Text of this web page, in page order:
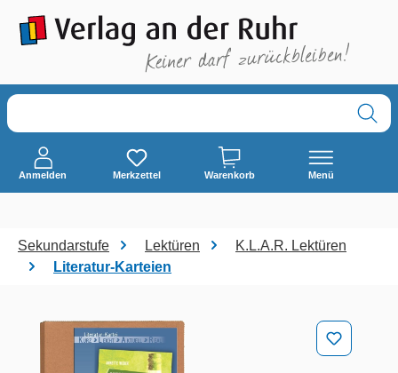
springen
Anmelden Merkzettel Warenkorb Menü
Sekundarstufe Lektüren
K.L.A.R. Lektüren
Literatur-Karteien
Bildergalerie überspringen